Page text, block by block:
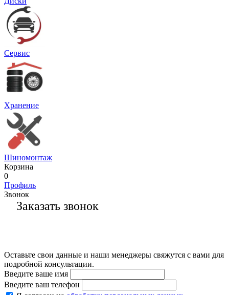
Сервис
Хранение
Шиномонтаж
Корзина
0
Профиль
Звонок
Заказать звонок
Оставьте свои данные и наши менеджеры свяжутся с вами для
подробной консультации.
Введите ваше имя
Введите ваш телефон